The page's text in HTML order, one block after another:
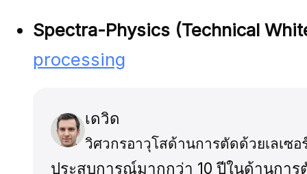
Spectra-Physics (Technical
processing
เดวิด
วิศวกรอาวุโสด้านการตัดด้วยเลเซอ
ประสบการณ์มากกว่า 10 ปีในด้านกา